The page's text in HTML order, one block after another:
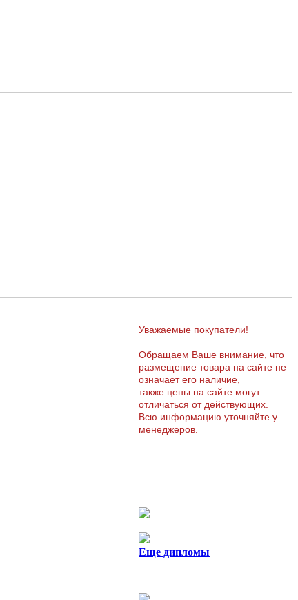
Уважаемые покупатели!
Обращаем Ваше внимание, что
размещение товара на сайте не
означает его наличие,
также цены на сайте могут
отличаться от действующих.
Всю информацию уточняйте у
менеджеров.
Еще дипломы